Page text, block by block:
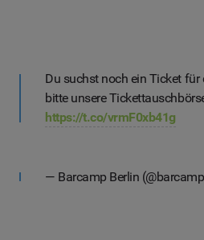
Du suchst noch ein Ticket für
bitte unsere
https://t.co/vrmF0xb41g
— Barcamp Berlin